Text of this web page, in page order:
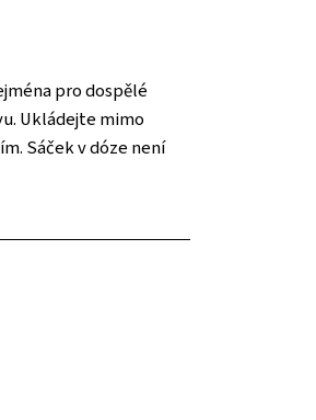
pro dospělé
Ukládejte mimo
Sáček v dóze není